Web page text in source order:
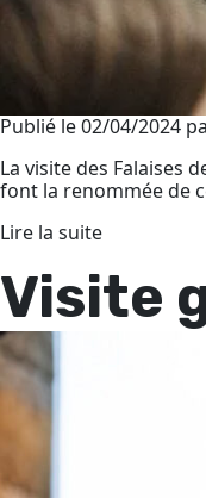
Publié le 02/04/2024
La visite des Falaises
font la renommée de
Lire la suite
Visite